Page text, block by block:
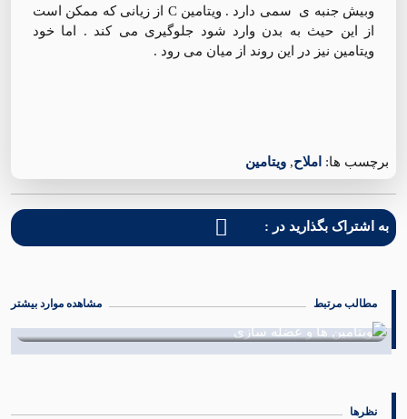
وبيش جنبه ی سمی دارد . ویتامین C از زیانی که ممکن است
از این حیث به بدن وارد شود جلوگیری می کند . اما خود
ویتامین نیز در این روند از میان می رود .
برچسب ها: املاح, ویتامین
به اشتراک بگذارید در :
مطالب مرتبط مشاهده موارد بیشتر
نظرها